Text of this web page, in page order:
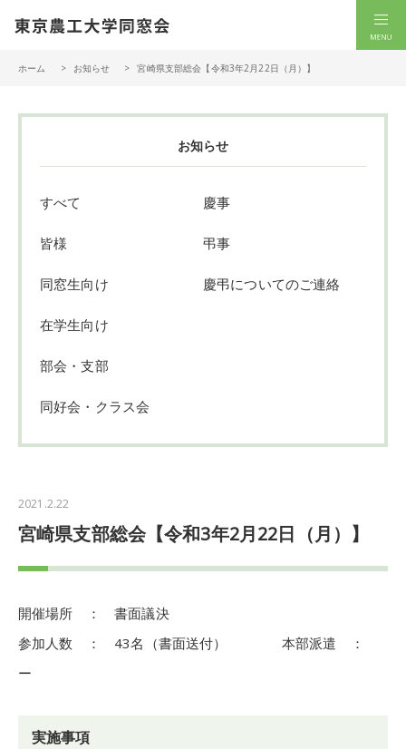
ホーム お知らせ 宮崎県支部総会【令和3年2月22日（月）】
お知らせ
すべて
皆様
同窓生向け
在学生向け
部会・支部
同好会・クラス会
慶事
弔事
慶弔についてのご連絡
2021.2.22
宮崎県支部総会【令和3年2月22日（月）】
開催場所 ： 書面議決
参加人数 ： 43名（書面送付） 本部派遣 ：
ー
実施事項